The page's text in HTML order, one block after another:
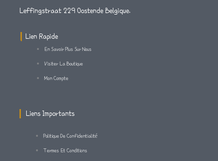
A
R
T
Leffingstraat 229 Oostende Belgique.
Lien Rapide
En Savoir Plus Sur Nous
Visiter La Boutique
Mon Compte
Liens Importants
Politique De Confidentialité
Termes Et Conditions